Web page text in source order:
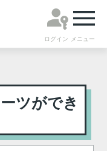
ログイン メニュー
ツができ